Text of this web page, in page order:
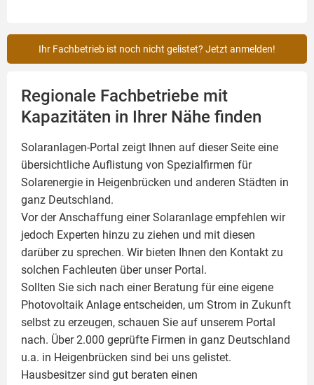
Ihr Fachbetrieb ist noch nicht gelistet? Jetzt anmelden!
Regionale Fachbetriebe mit
Kapazitäten in Ihrer Nähe finden
Solaranlagen-Portal zeigt Ihnen auf dieser Seite eine
übersichtliche Auflistung von Spezialfirmen für
Solarenergie in Heigenbrücken und anderen Städten in
ganz Deutschland.
Vor der Anschaffung einer Solaranlage empfehlen wir
jedoch Experten hinzu zu ziehen und mit diesen
darüber zu sprechen. Wir bieten Ihnen den Kontakt zu
solchen Fachleuten über unser Portal.
Sollten Sie sich nach einer Beratung für eine eigene
Photovoltaik Anlage entscheiden, um Strom in Zukunft
selbst zu erzeugen, schauen Sie auf unserem Portal
nach. Über 2.000 geprüfte Firmen in ganz Deutschland
u.a. in Heigenbrücken sind bei uns gelistet.
Hausbesitzer sind gut beraten einen